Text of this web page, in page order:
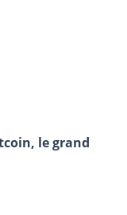
le grand